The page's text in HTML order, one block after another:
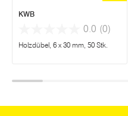
KWB
0.0 (0)
Holzdübel, 6 x 30 mm, 50 Stk.